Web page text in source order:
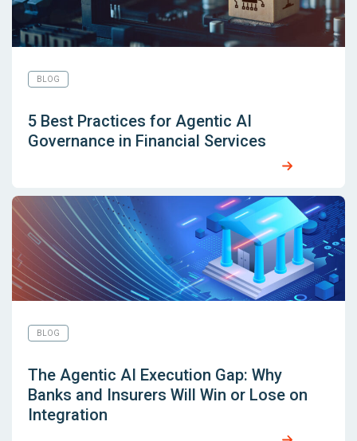
BLOG
5 Best Practices for Agentic AI
Governance in Financial Services
BLOG
The Agentic AI Execution Gap: Why
Banks and Insurers Will Win or Lose on
Integration